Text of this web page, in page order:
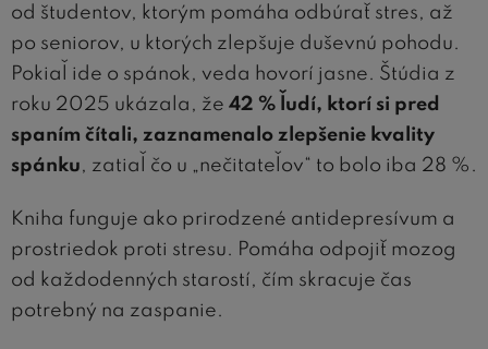
od študentov, ktorým pomáha odbúrať stres, až
po seniorov, u ktorých zlepšuje duševnú pohodu.
Pokiaľ ide o spánok, veda hovorí jasne. Štúdia z
roku 2025 ukázala, že 42 % ľudí, ktorí si pred
spaním čítali, zaznamenalo zlepšenie kvality
spánku, zatiaľ čo u „nečitateľov“ to bolo iba 28 %.
Kniha funguje ako prirodzené antidepresívum a
prostriedok proti stresu. Pomáha odpojiť mozog
od každodenných starostí, čím skracuje čas
potrebný na zaspanie.